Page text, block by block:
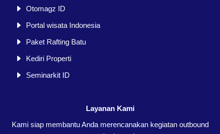
Otomagz ID
Portal wisata Indonesia
Paket Rafting Batu
Kediri Properti
Seminarkit ID
Layanan Kami
Kami siap membantu Anda merencanakan kegiatan outbound